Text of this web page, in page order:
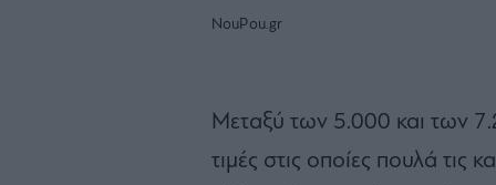
NouPou.gr
Μεταξύ των 5.000 και των
τιμές στις οποίες πουλά τις